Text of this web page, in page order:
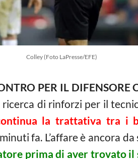
Colley (Foto LaPresse/EFE)
PER IL DIFENSORE
di rinforzi per il
la trattativa tra i
fa. L’affare è ancora da
prima di aver trovato